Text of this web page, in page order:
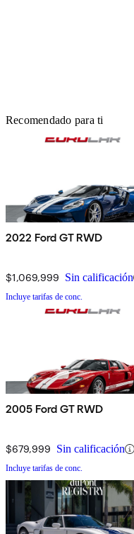
Recomendado para ti
2022 Ford GT RWD
$1,069,999 Sin calificación
Incluye tarifas de conc.
2005 Ford GT RWD
$679,999 Sin calificación
Incluye tarifas de conc.